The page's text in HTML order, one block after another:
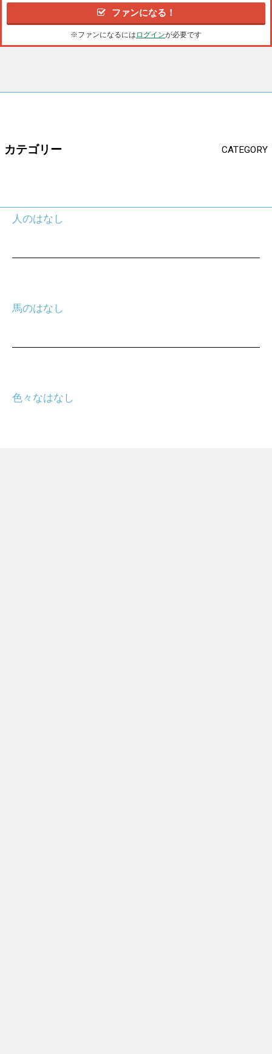
ファンになる！
※ファンになるには ログインが必要です
カテゴリー CATEGORY
人のはなし
馬のはなし
色々なはなし